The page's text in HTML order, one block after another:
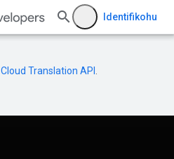
Identifikohu
Cloud Translation API